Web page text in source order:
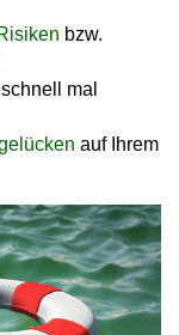
bzw.
mal
auf Ihrem